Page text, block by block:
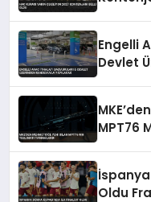
Engelli
Devlet
MPT76
İspanya
Oldu